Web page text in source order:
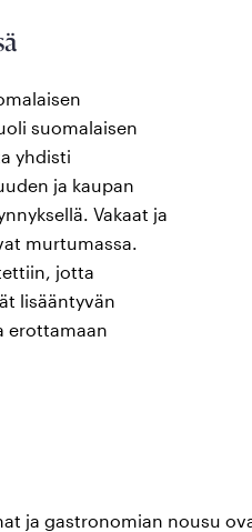
suomalaisen
yhdisti
ja kaupan
Vakaat ja
murtumassa.
jotta
lisääntyvän
erottamaan
ja gastronomian nousu